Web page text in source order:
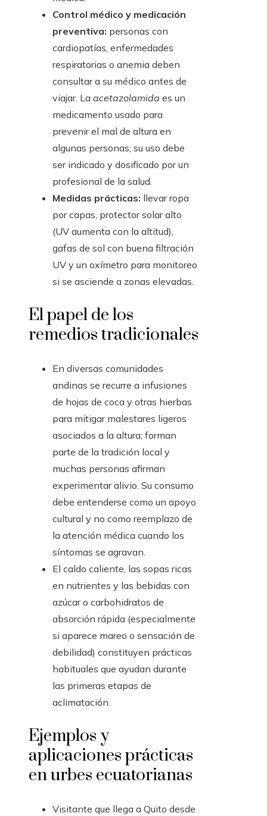
Control médico y medicación
preventiva: personas con
cardiopatías, enfermedades
respiratorias o anemia deben
consultar a su médico antes de
viajar. La acetazolamida es un
medicamento usado para
prevenir el mal de altura en
algunas personas; su uso debe
ser indicado y dosificado por un
profesional de la salud.
Medidas prácticas: llevar ropa
por capas, protector solar alto
(UV aumenta con la altitud),
gafas de sol con buena filtración
UV y un oxímetro para monitoreo
si se asciende a zonas elevadas.
El papel de los
remedios tradicionales
En diversas comunidades
andinas se recurre a infusiones
de hojas de coca y otras hierbas
para mitigar malestares ligeros
asociados a la altura; forman
parte de la tradición local y
muchas personas afirman
experimentar alivio. Su consumo
debe entenderse como un apoyo
cultural y no como reemplazo de
la atención médica cuando los
síntomas se agravan.
El caldo caliente, las sopas ricas
en nutrientes y las bebidas con
azúcar o carbohidratos de
absorción rápida (especialmente
si aparece mareo o sensación de
debilidad) constituyen prácticas
habituales que ayudan durante
las primeras etapas de
aclimatación.
Ejemplos y
aplicaciones prácticas
en urbes ecuatorianas
Visitante que llega a Quito desde